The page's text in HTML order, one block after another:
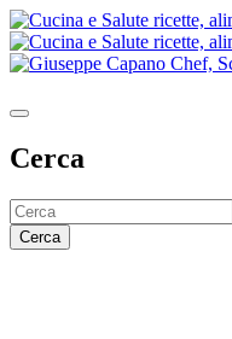
Cerca
Cerca